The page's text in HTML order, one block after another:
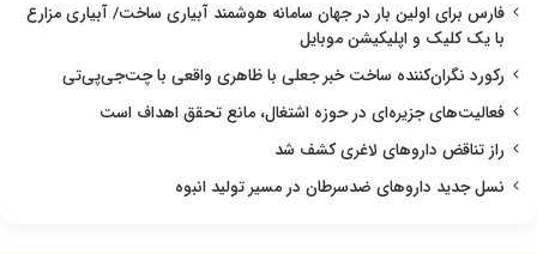
فارس برای اولین بار در جهان سامانه هوشمند آبیاری ساخت/ آبیاری مزارع
با یک کلیک و اپلیکیشن موبایل
رکورد نگران‌کننده ساخت خبر جعلی با ظاهری واقعی با چت‌جی‌پی‌تی
فعالیت‌های جزیره‌ای در حوزه اشتغال، مانع تحقق اهداف است
راز تناقض داروهای لاغری کشف شد
نسل جدید داروهای ضدسرطان در مسیر تولید انبوه